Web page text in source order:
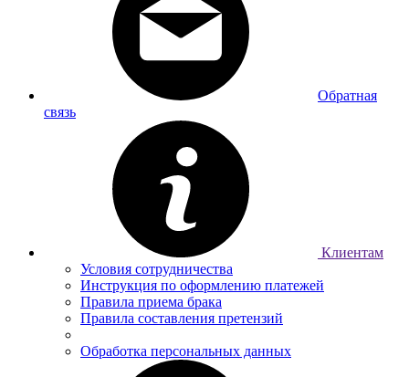
Обратная
связь
Клиентам
Условия сотрудничества
Инструкция по оформлению платежей
Правила приема брака
Правила составления претензий
Обработка персональных данных